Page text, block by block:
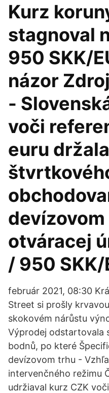
Kurz
stagnoval
950 SKK/
názor
-
voči
euru
otváracej
/ 950 SKK/
február 2021, 08:30
Street si prošly
skokovém nárůstu
Výprodej odstartovala
bodnů, po které
devízovom trhu -
intervenčného režimu
udržiaval kurz CZK